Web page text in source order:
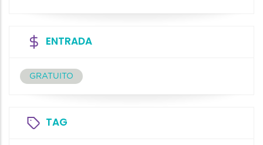
ENTRADA
GRATUITO
TAG